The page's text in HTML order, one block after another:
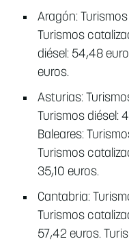
Aragón:
Turismos
diésel: 54,48
euros.
Asturias:
Turismos diésel:
Baleares:
Turismos
35,10 euros.
Cantabria:
Turismos
57,42 euros.